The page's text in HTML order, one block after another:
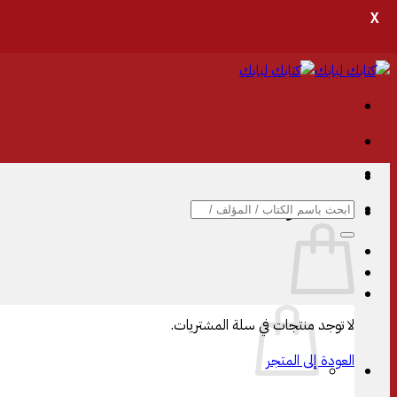
تخطي
سلة المشتريات
لا توجد منتجات في سلة المشتريات.
العودة إلى المتجر
البحث
عن:
X